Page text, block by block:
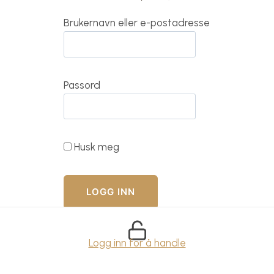
Brukernavn eller e-postadresse
Passord
Husk meg
Logg inn for å handle